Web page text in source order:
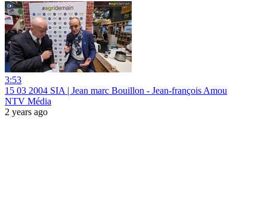
3:53
15 03 2004 SIA | Jean marc Bouillon - Jean-françois Amou
NTV Média
2 years ago